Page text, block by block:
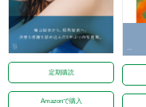
定期購読
Amazonで購入